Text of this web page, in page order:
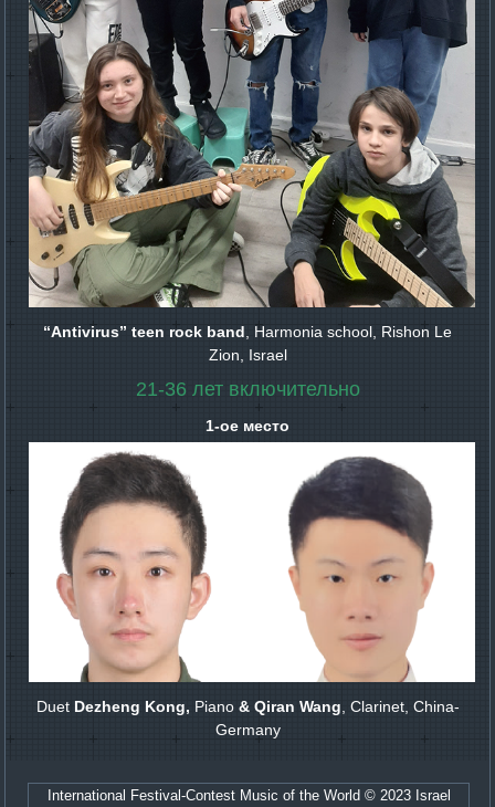
“Antivirus” teen rock band , Harmonia school, Rishon Le
Zion, Israel
21-36 лет включительно
1-ое место
Duet Dezheng Kong, Piano& Qiran Wang , Clarinet, China-
Germany
International Festival-Contest Music of the World © 2023 Israel